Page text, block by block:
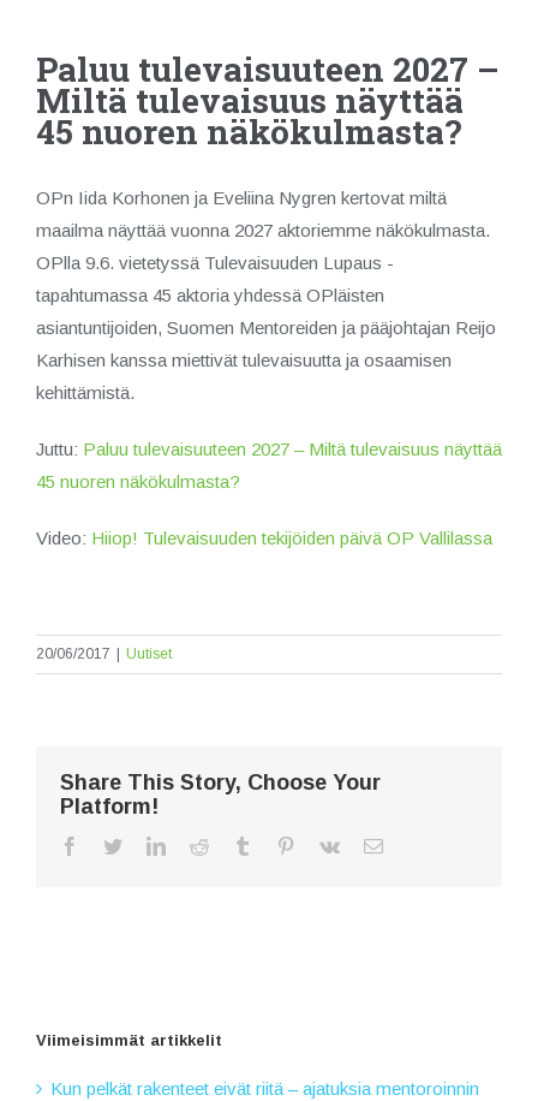
Paluu tulevaisuuteen 2027 –
Miltä tulevaisuus näyttää
45 nuoren näkökulmasta?
OPn Iida Korhonen ja Eveliina Nygren kertovat miltä
maailma näyttää vuonna 2027 aktoriemme näkökulmasta.
OPlla 9.6. vietetyssä Tulevaisuuden Lupaus -
tapahtumassa 45 aktoria yhdessä OPläisten
asiantuntijoiden, Suomen Mentoreiden ja pääjohtajan Reijo
Karhisen kanssa miettivät tulevaisuutta ja osaamisen
kehittämistä.
Juttu: Paluu tulevaisuuteen 2027 – Miltä tulevaisuus näyttää
45 nuoren näkökulmasta?
Video: Hiiop! Tulevaisuuden tekijöiden päivä OP Vallilassa
20/06/2017 Uutiset
Share This Story, Choose Your
Platform!
facebooktwitterlinkedinreddit tumblr pinterest
vk Sähköposti
Viimeisimmät artikkelit
Kun pelkät rakenteet eivät riitä – ajatuksia mentoroinnin